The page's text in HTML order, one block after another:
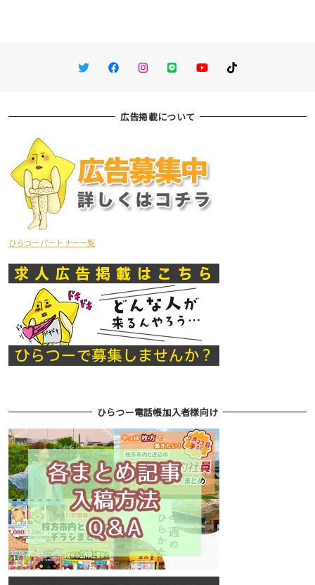
TwitterFacebookInstagram
LINE You TubeTikTok
広告掲載について
ひらつーパートナー一覧
ひらつー電話帳加入者様向け